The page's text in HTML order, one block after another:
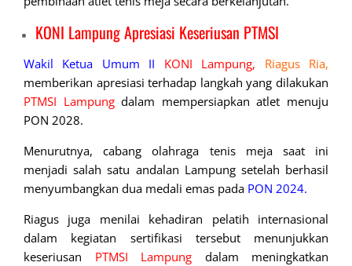
KONI Lampung Apresiasi Keseriusan PTMSI
Wakil Ketua Umum II KONI Lampung,
Riagus Ria,
memberikan apresiasi terhadap langkah yang dilakukan
PTMSI Lampungdalam mempersiapkan atlet menuju
PON 2028.
Menurutnya, cabang olahraga tenis meja saat ini
menjadi salah satu andalan Lampung setelah berhasil
menyumbangkan dua medali emas pada PON 2024.
Riagus juga menilai kehadiran pelatih internasional
dalam kegiatan sertifikasi tersebut menunjukkan
keseriusan PTMSI Lampung dalam meningkatkan